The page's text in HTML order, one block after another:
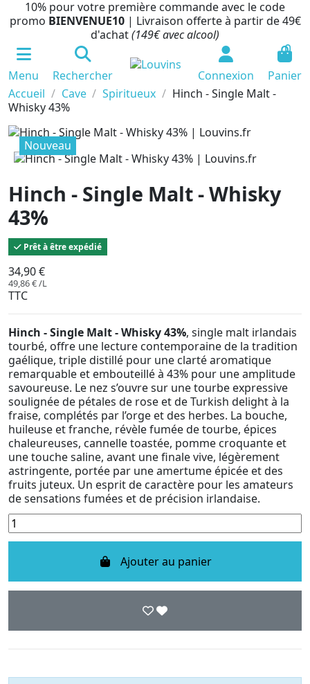
10% pour votre première commande avec le code
promo BIENVENUE10 | Livraison offerte à partir de 49€
d'achat(149€ avec alcool)
Menu Rechercher Connexion
0
Panier
Accueil
Cave Spiritueux
Hinch - Single Malt -
Whisky 43%
Nouveau
Hinch - Single Malt - Whisky
43%
Prêt à être expédié
34,90 €
49,86 € /L
TTC
Hinch - Single Malt - Whisky 43%, single malt irlandais
tourbé, offre une lecture contemporaine de la tradition
gaélique, triple distillé pour une clarté aromatique
remarquable et embouteillé à 43% pour une amplitude
savoureuse. Le nez s’ouvre sur une tourbe expressive
soulignée de pétales de rose et de Turkish delight à la
fraise, complétés par l’orge et des herbes. La bouche,
huileuse et franche, révèle fumée de tourbe, épices
chaleureuses, cannelle toastée, pomme croquante et
une touche saline, avant une finale vive, légèrement
astringente, portée par une amertume épicée et des
fruits juteux. Un esprit de caractère pour les amateurs
de sensations fumées et de précision irlandaise.
Ajouter au panier